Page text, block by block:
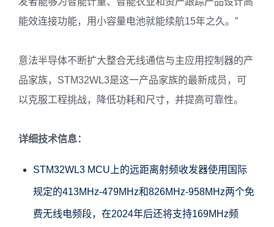
能效连接功能，用小容量电池就能续航15年之久。”
意法半导体不断扩大整合无线通信与主应用控制器的产
品家族，STM32WL3是这一产品家族的最新成员，可
以克服工程挑战，降低功耗和尺寸，并提高可靠性。
详细技术信息：
STM32WL3 MCU上的远距离射频收发器使用国际
规定的413MHz-479MHz和826MHz-958MHz两个免
费无线电频段，在2024年后还将支持169MHz频